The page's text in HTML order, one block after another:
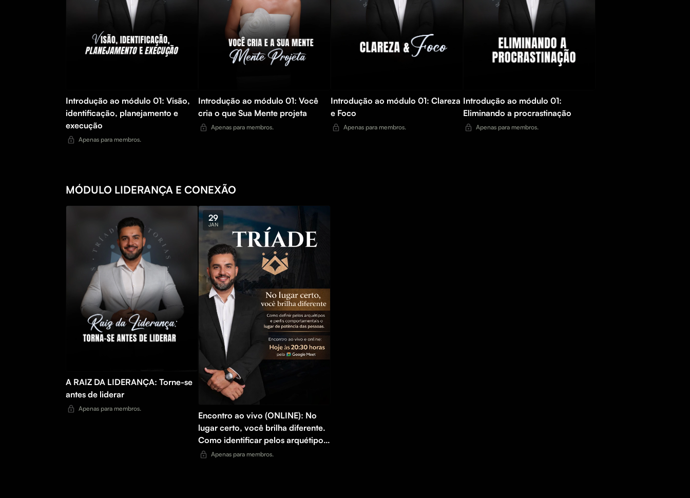
Introdução ao módulo 01: Visão,
identificação, planejamento e
execução
Apenas para membros.
Introdução ao módulo 01: Você
cria o que Sua Mente projeta
Apenas para membros.
Introdução ao módulo 01: Clareza
e Foco
Apenas para membros.
Introdução ao módulo 01:
Eliminando a procrastinação
Apenas para membros.
MÓDULO LIDERANÇA E CONEXÃO
A RAIZ DA LIDERANÇA: Torne-se
antes de liderar
Apenas para membros.
29
JAN
Encontro ao vivo (ONLINE): No
lugar certo, você brilha diferente.
Como identificar pelos arquétipos
e perfis comportamentais o lugar
Apenas para membros.